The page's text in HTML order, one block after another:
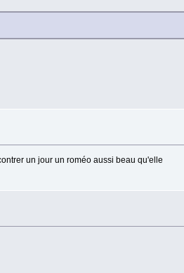
un jour un roméo aussi beau qu'elle